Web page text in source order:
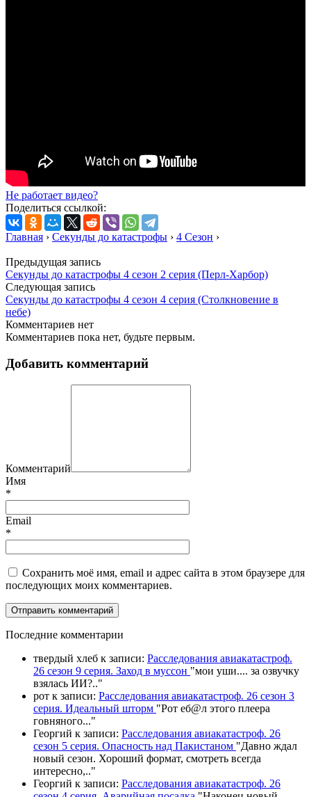
Не работает видео?
Поделиться ссылкой:
Главная › Секунды до катастрофы › 4 Сезон ›
Предыдущая запись
Секунды до катастрофы 4 сезон 2 серия (Перл-Харбор)
Следующая запись
Секунды до катастрофы 4 сезон 4 серия (Столкновение в
небе)
Комментариев нет
Комментариев пока нет, будьте первым.
Добавить комментарий
Комментарий
Имя
*
Email
*
Сохранить моё имя, email и адрес сайта в этом браузере для
последующих моих комментариев.
Последние комментарии
твердый хлеб к записи: Расследования авиакатастроф.
26 сезон 9 серия. Заход в муссон "мои уши.... за озвучку
взялась ИИ?.."
рот к записи: Расследования авиакатастроф. 26 сезон 3
серия. Идеальный шторм "Рот еб@л этого плеера
говняного..."
Георгий к записи: Расследования авиакатастроф. 26
сезон 5 серия. Опасность над Пакистаном "Давно ждал
новый сезон. Хороший формат, смотреть всегда
интересно,.."
Георгий к записи: Расследования авиакатастроф. 26